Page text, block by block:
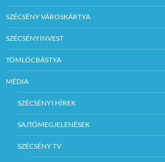
SZÉCSÉNY VÁROSKÁRTYA
SZÉCSÉNYINVEST
TÖMLÖCBÁSTYA
MÉDIA
SZÉCSÉNYI HÍREK
SAJTÓMEGJELENÉSEK
SZÉCSÉNY TV